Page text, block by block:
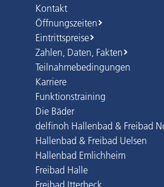
Kontakt
Öffnungszeiten
Eintrittspreise
Zahlen, Daten, Fakten
Teilnahmebedingungen
Karriere
Funktionstraining
Die Bäder
delfinoh Hallenbad & Freibad
Hallenbad & Freibad Uelsen
Hallenbad Emlichheim
Freibad Halle
Freibad Itterbeck